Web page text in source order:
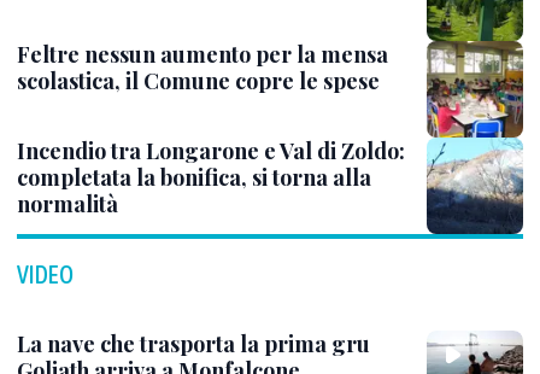
Feltre nessun aumento per la mensa
scolastica, il Comune copre le spese
Incendio tra Longarone e Val di Zoldo:
completata la bonifica, si torna alla
normalità
VIDEO
La nave che trasporta la prima gru